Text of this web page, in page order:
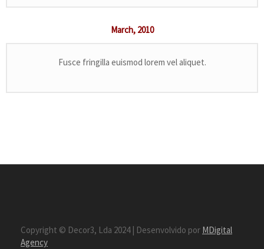
March, 2010
Fusce fringilla euismod lorem vel aliquet.
Copyright © Decor3, Lda 2024 | Desenvolvido por MDigital
Agency